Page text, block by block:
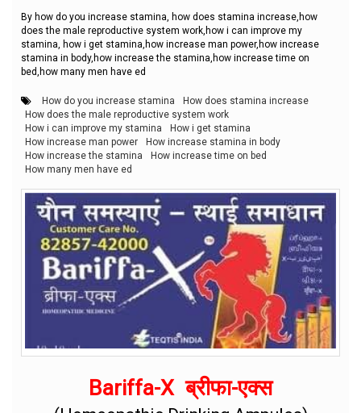
By how do you increase stamina, how does stamina increase,how
does the male reproductive system work,how i can improve my
stamina, how i get stamina,how increase man power,how increase
stamina in body,how increase the stamina,how increase time on
bed,how many men have ed
How do you increase stamina
How does stamina increase
How does the male reproductive system work
How i can improve my stamina
How i get stamina
How increase man power
How increase stamina in body
How increase the stamina
How increase time on bed
How many men have ed
Bariffa-X ब्रीफा-एक्स